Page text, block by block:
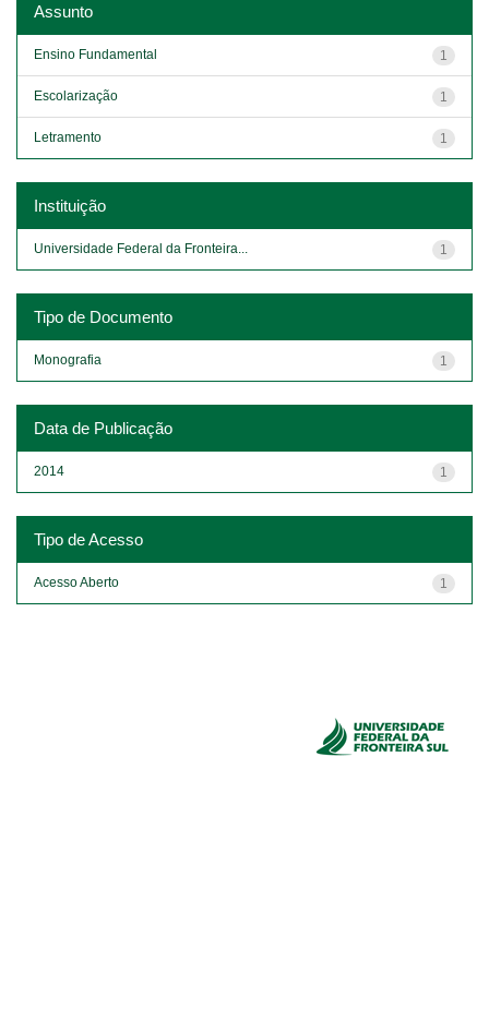
Assunto
1
Ensino Fundamental
1
Escolarização
1
Letramento
Instituição
1
Universidade Federal da Fronteira...
Tipo de Documento
1
Monografia
Data de Publicação
1
2014
Tipo de Acesso
1
Acesso Aberto